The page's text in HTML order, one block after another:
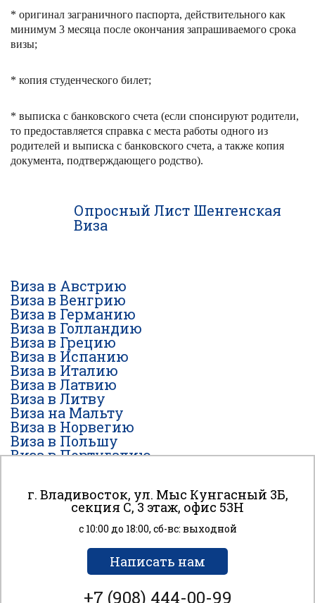
Виза в Австрию
Виза в Венгрию
Виза в Германию
Виза в Голландию
Виза в Грецию
Виза в Испанию
Виза в Италию
Виза в Латвию
Виза в Литву
Виза на Мальту
Виза в Норвегию
Виза в Польшу
Виза в Португалию
Виза в Чехию
Виза в Швейцарию
Виза в Швецию
Виза в Эстонию
* оригинал заграничного паспорта, действительного как
минимум 3 месяца после окончания запрашиваемого срока
визы;
* копия студенческого билет;
* выписка с банковского счета (если спонсируют родители,
то предоставляется справка с места работы одного из
родителей и выписка с банковского счета, а также копия
документа, подтверждающего родство).
Опросный Лист Шенгенская
Виза
г. Владивосток, ул. Мыс Кунгасный 3Б,
секция С, 3 этаж, офис 53H
с 10:00 до 18:00, сб-вс: выходной
Написать нам
+7 (908) 444-00-99
К сайту подключен сервис веб-аналитики Яндекс
Метрика, использующий cookie-файлы для анализа
пользовательской активности. Вы даете согласие
на обработку персональных данных с помощью этого
Соглашаюсь